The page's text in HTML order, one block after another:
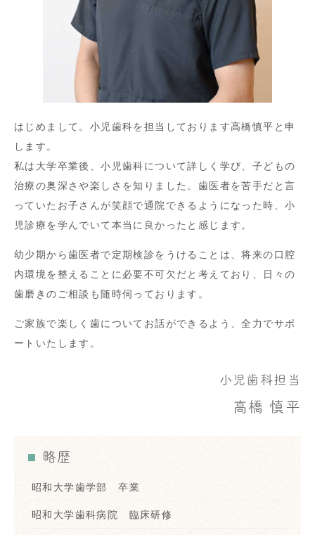
はじめまして。小児歯科を担当しております高橋慎平と申
します。
私は大学卒業後、小児歯科について詳しく学び、子どもの
治療の奥深さや楽しさを知りました。歯医者を苦手だと言
っていたお子さんが笑顔で通院できるようになった時、小
児診療を学んでいて本当に良かったと感じます。
幼少期から歯医者で定期検診をうけることは、将来の口腔
内環境を整えることに必要不可欠だと考えており、日々の
歯磨きのご相談も随時伺っております。
ご家族で楽しく歯についてお話ができるよう、全力でサポ
ートいたします。
小児歯科担当
高橋 慎平
略歴
昭和大学歯学部 卒業
昭和大学歯科病院 臨床研修